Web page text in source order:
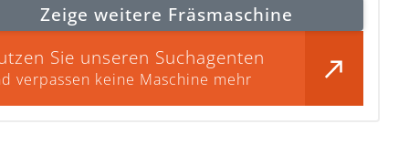
Zeige weitere Fräsmaschine
Sie unseren Suchagenten
verpassen keine Maschine mehr